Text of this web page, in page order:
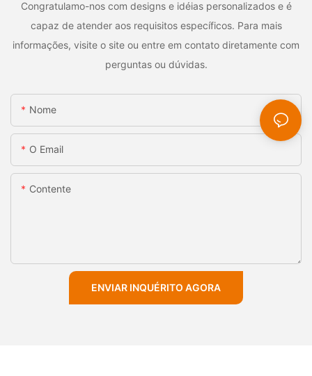
Congratulamo-nos com designs e idéias personalizados e é
capaz de atender aos requisitos específicos. Para mais
informações, visite o site ou entre em contato diretamente com
perguntas ou dúvidas.
Nome
O Email
Contente
ENVIAR INQUÉRITO AGORA